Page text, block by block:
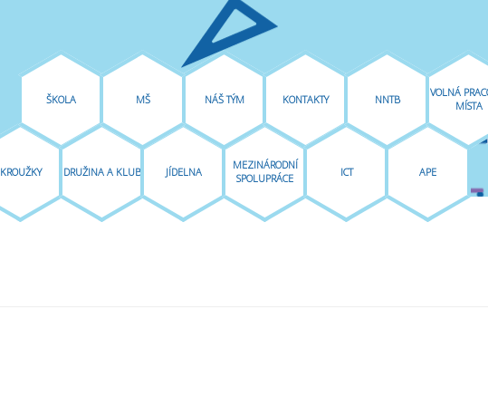
KROUŽKY
ŠKOLA
DRUŽINA A KLUB JÍDELNA
MEZINÁRODNÍ
SPOLUPRÁCE
NÁŠ TÝM KONTAKTY
ICT APE
MŠ NNTB
VOLNÁ
MÍSTA